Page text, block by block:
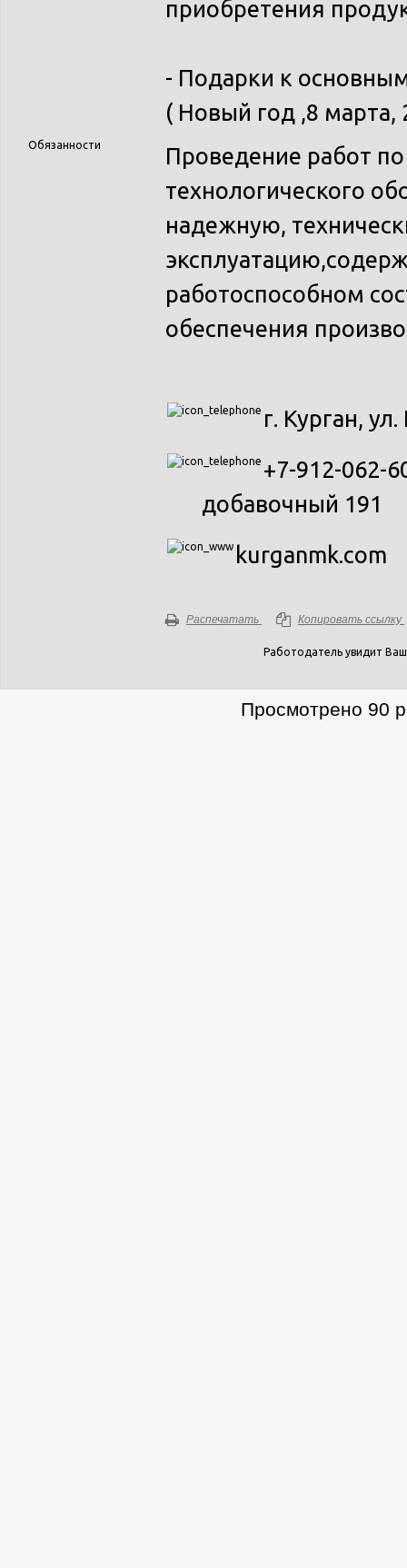
приобретения
- Подарки к
( Новый год ,8
Обязанности
Проведение работ
технологического
надежную,
работоспособном
обеспечения
г. Курган,
+7-912-062-
добавочный 191
kurganmk.com
Распечатать Копировать ссылку
Работодатель увидит
Просмотрено 90